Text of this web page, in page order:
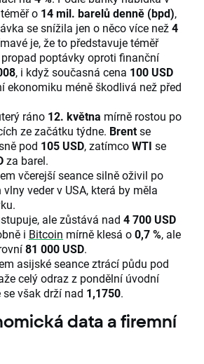
o 14 mil. barelů denně (bpd),
se snížila jen o něco více než4
je, že to představuje téměř
poptávky oproti finanční
, i když současná cena 100 USD
ekonomiku méně škodlivá než před
ráno 12. května mírně rostou po
ze začátku týdne. Brentse
pod 105 USD, zatímcoWTI se
za barel.
včerejší seance silně oživil po
veder v USA, která by měla
ale zůstává nad 4 700 USD
i Bitcoin mírně klesá o0,7 %, ale
81 000 USD.
asijské seance ztrácí půdu pod
celý odraz z pondělní úvodní
však drží nad 1,1750.
data a firemní